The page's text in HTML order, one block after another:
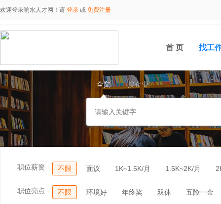
欢迎登录响水人才网！请 登录 或 免费注册
首 页 找工
全文 搜企业
职位薪资 不限 面议 1K~1.5K/月 1.5K~2K/月
职位亮点 不限 环境好 年终奖 双休 五险一金